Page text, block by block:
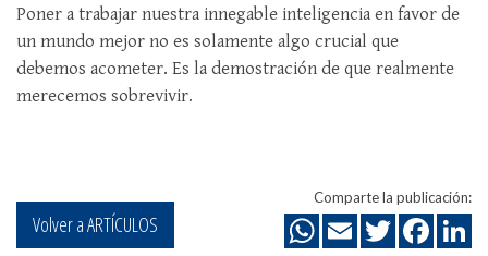
Poner a trabajar nuestra innegable inteligencia en favor de
un mundo mejor no es solamente algo crucial que
debemos acometer. Es la demostración de que realmente
merecemos sobrevivir.
Volver a ARTÍCULOS
Comparte la publicación: